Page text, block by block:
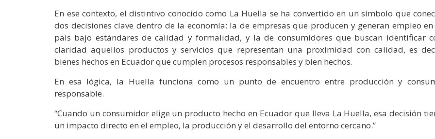
En ese contexto, el distintivo conocido como La Huella se ha convertido en un símbolo que
dos decisiones clave dentro de la economía: la de empresas que producen y generan empleo en
país bajo estándares de calidad y formalidad, y la de consumidores que buscan identificar
claridad aquellos productos y servicios que representan una proximidad con calidad, es
bienes hechos en Ecuador que cumplen procesos responsables y bien hechos.
En esa lógica, la Huella funciona como un punto de encuentro entre producción y
responsable.
“Cuando un consumidor elige un producto hecho en Ecuador que lleva La Huella, esa decisión
un impacto directo en el empleo, la producción y el desarrollo del entorno cercano.”